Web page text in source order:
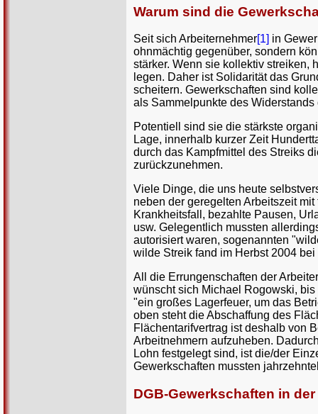
Warum sind die
Seit sich Arbeiternehmer[1] in
ohnmächtig gegenüber, sondern
stärker. Wenn sie kollektiv streiken,
legen. Daher ist Solidarität das
scheitern. Gewerkschaften sind
als Sammelpunkte des
Potentiell sind sie die stärkste
Lage, innerhalb kurzer Zeit
durch das Kampfmittel des Streiks
zurückzunehmen.
Viele Dinge, die uns heute
neben der geregelten Arbeitszeit
Krankheitsfall, bezahlte Pausen,
usw. Gelegentlich mussten
autorisiert waren, sogenannten
wilde Streik fand im Herbst 2004 bei
All die Errungenschaften der
wünscht sich Michael Rogowski,
"ein großes Lagerfeuer, um das
oben steht die Abschaffung des
Flächentarifvertrag ist deshalb von
Arbeitnehmern aufzuheben.
Lohn festgelegt sind, ist die/der
Gewerkschaften mussten
DGB-Gewerkschaften in